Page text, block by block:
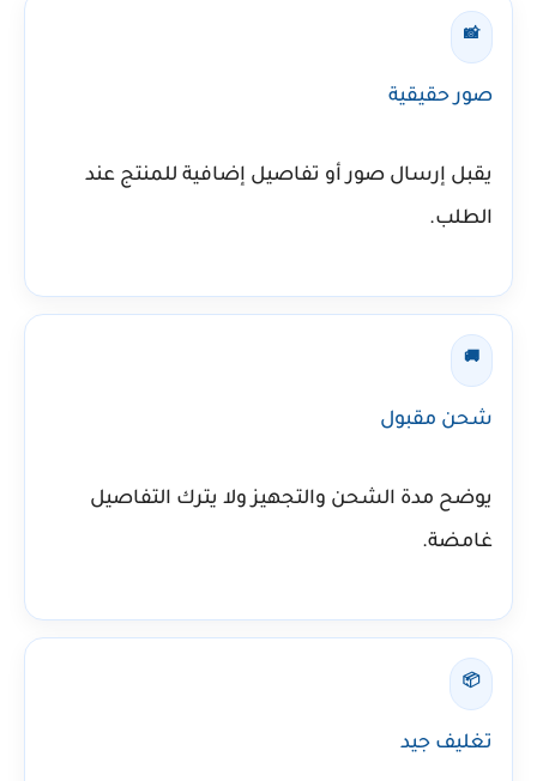
📸
صور حقيقية
يقبل إرسال صور أو تفاصيل إضافية للمنتج عند
الطلب.
🚚
شحن مقبول
يوضح مدة الشحن والتجهيز ولا يترك التفاصيل
غامضة.
📦
تغليف جيد